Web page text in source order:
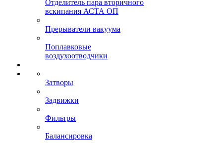
Отделитель пара вторичного
вскипания АСТА ОП
Прерыватели вакуума
Поплавковые
воздухоотводчики
Затворы
Задвижки
Фильтры
Балансировка